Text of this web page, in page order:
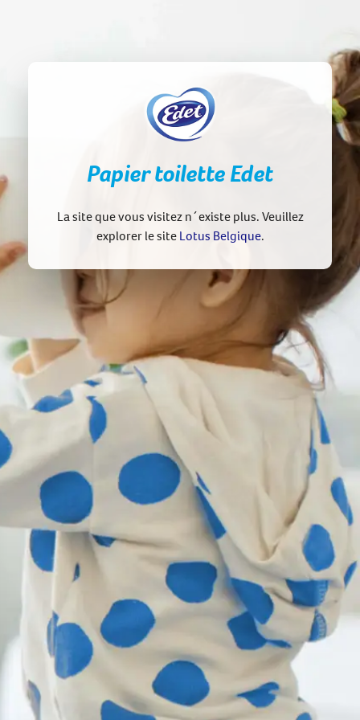
Papier toilette Edet
La site que vous visitez n´existe plus. Veuillez
explorer le site Lotus Belgique.